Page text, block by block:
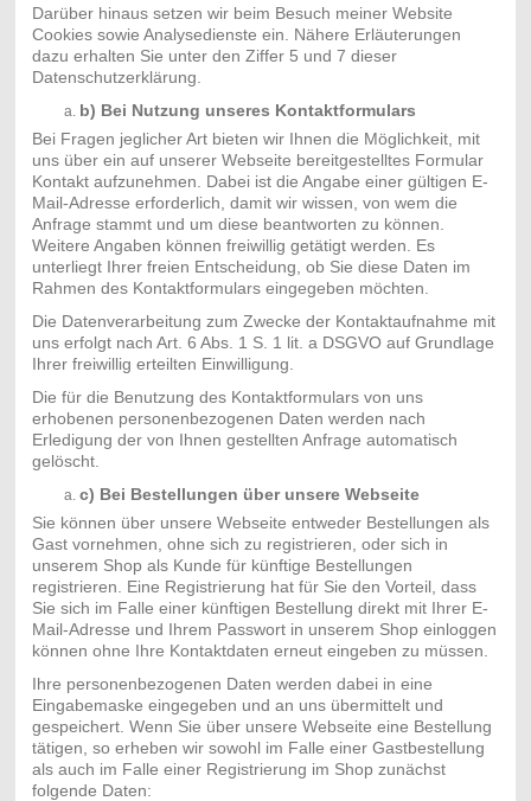
Darüber hinaus setzen wir beim Besuch meiner Website
Cookies sowie Analysedienste ein. Nähere Erläuterungen
dazu erhalten Sie unter den Ziffer 5 und 7 dieser
Datenschutzerklärung.
b) Bei Nutzung unseres Kontaktformulars
Bei Fragen jeglicher Art bieten wir Ihnen die Möglichkeit, mit
uns über ein auf unserer Webseite bereitgestelltes Formular
Kontakt aufzunehmen. Dabei ist die Angabe einer gültigen E-
Mail-Adresse erforderlich, damit wir wissen, von wem die
Anfrage stammt und um diese beantworten zu können.
Weitere Angaben können freiwillig getätigt werden. Es
unterliegt Ihrer freien Entscheidung, ob Sie diese Daten im
Rahmen des Kontaktformulars eingegeben möchten.
Die Datenverarbeitung zum Zwecke der Kontaktaufnahme mit
uns erfolgt nach Art. 6 Abs. 1 S. 1 lit. a DSGVO auf Grundlage
Ihrer freiwillig erteilten Einwilligung.
Die für die Benutzung des Kontaktformulars von uns
erhobenen personenbezogenen Daten werden nach
Erledigung der von Ihnen gestellten Anfrage automatisch
gelöscht.
c) Bei Bestellungen über unsere Webseite
Sie können über unsere Webseite entweder Bestellungen als
Gast vornehmen, ohne sich zu registrieren, oder sich in
unserem Shop als Kunde für künftige Bestellungen
registrieren. Eine Registrierung hat für Sie den Vorteil, dass
Sie sich im Falle einer künftigen Bestellung direkt mit Ihrer E-
Mail-Adresse und Ihrem Passwort in unserem Shop einloggen
können ohne Ihre Kontaktdaten erneut eingeben zu müssen.
Ihre personenbezogenen Daten werden dabei in eine
Eingabemaske eingegeben und an uns übermittelt und
gespeichert. Wenn Sie über unsere Webseite eine Bestellung
tätigen, so erheben wir sowohl im Falle einer Gastbestellung
als auch im Falle einer Registrierung im Shop zunächst
folgende Daten: